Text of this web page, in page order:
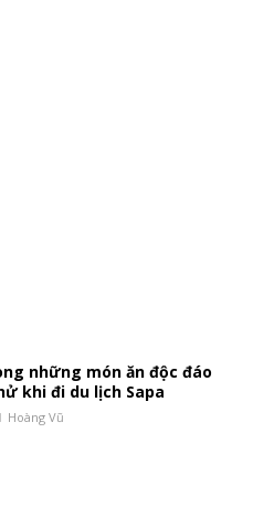
những món ăn độc đáo
khi đi du lịch Sapa
Hoàng Vũ